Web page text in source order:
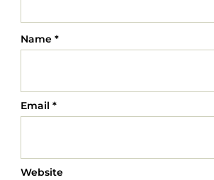
Name *
Email *
Website